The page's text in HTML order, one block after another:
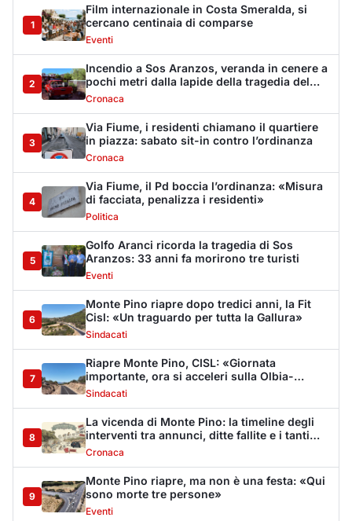
5
Golfo Aranci ricorda la tragedia di Sos
Aranzos: 33 anni fa morirono tre turisti
Eventi
6
Monte Pino riapre dopo tredici anni, la Fit
Cisl: «Un traguardo per tutta la Gallura»
Sindacati
7
Riapre Monte Pino, CISL: «Giornata
importante, ora si acceleri sulla Olbia-
Arzachena-Palau»
Sindacati
8
La vicenda di Monte Pino: la timeline degli
interventi tra annunci, ditte fallite e i tanti
stop
Cronaca
9
Monte Pino riapre, ma non è una festa: «Qui
sono morte tre persone»
Eventi
10
Sabbia e oltre un chilo di caviale in valigia:
sequestri all’aeroporto di Olbia
Cronaca
11
Olbia, via Fiume: "Il divieto di sosta non può
sostituire i controlli"
Cronaca
12
Dopo l'ordinanza: da via Fiume rispondono
al sindaco: "La deve ritirare, non serva a
nulla"
Cronaca
13
Punti di svista: in via Fiume, un anno senza
auto per vietare il nascondino ai delinquenti
Editoriali